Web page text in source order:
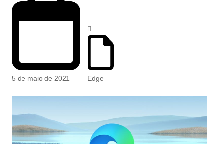
5 de maio de 2021 Edge